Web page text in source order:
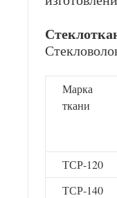
Марка
ткани
ТСР-120
ТСР-140